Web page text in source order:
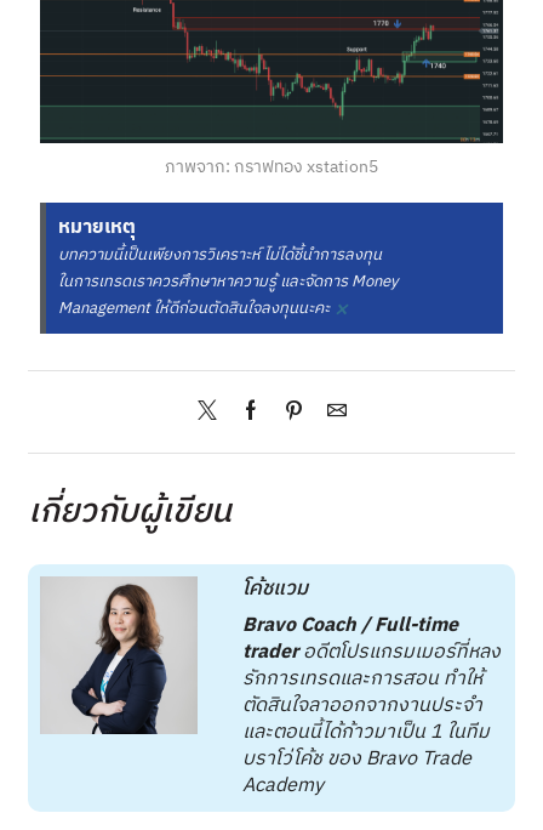
ภาพจาก: กราฟทอง xstation5
หมายเหตุ
บทความนี้เป็นเพียงการวิเคราะห์ ไม่ได้ชี้นำการลงทุน
ในการเทรดเราควรศึกษาหาความรู้ และจัดการ Money
Management ให้ดีก่อนตัดสินใจลงทุนนะคะ ×
เกี่ยวกับผู้เขียน
โค้ชแวม
Bravo Coach / Full-time
traderอดีตโปรแกรมเมอร์ที่หลง
รักการเทรดและการสอน ทำให้
ตัดสินใจลาออกจากงานประจำ
และตอนนี้ได้ก้าวมาเป็น 1 ในทีม
บราโว่โค้ช ของ Bravo Trade
Academy